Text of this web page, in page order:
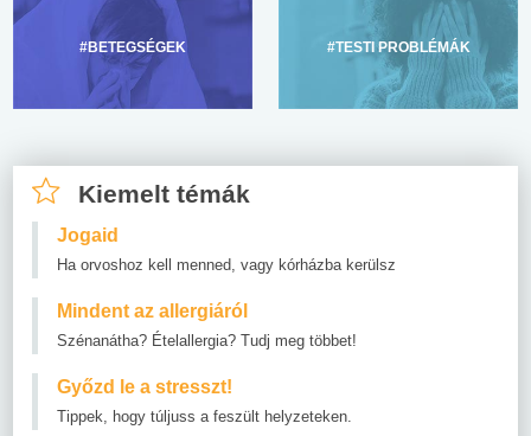
#BETEGSÉGEK #TESTI PROBLÉMÁK
Kiemelt témák
Jogaid
Ha orvoshoz kell menned, vagy kórházba kerülsz
Mindent az allergiáról
Szénanátha? Ételallergia? Tudj meg többet!
Győzd le a stresszt!
Tippek, hogy túljuss a feszült helyzeteken.